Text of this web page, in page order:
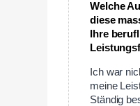
Welche
diese
Ihre
Ich war
meine
Ständig